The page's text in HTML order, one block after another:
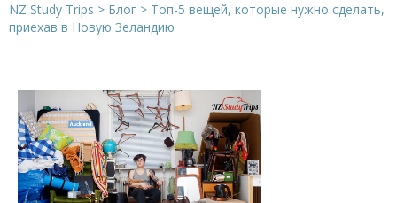
NZ Study Trips > Блог > Топ-5 вещей, которые нужно сделать,
приехав в Новую Зеландию